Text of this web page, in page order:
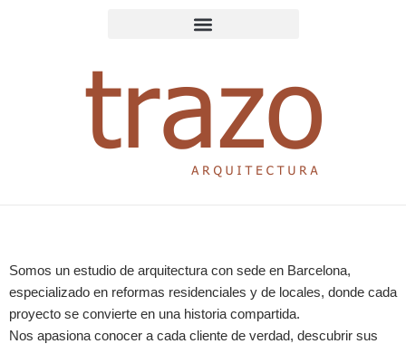
Somos un estudio de arquitectura con sede en Barcelona,
especializado en reformas residenciales y de locales, donde cada
proyecto se convierte en una historia compartida.
Nos apasiona conocer a cada cliente de verdad, descubrir sus